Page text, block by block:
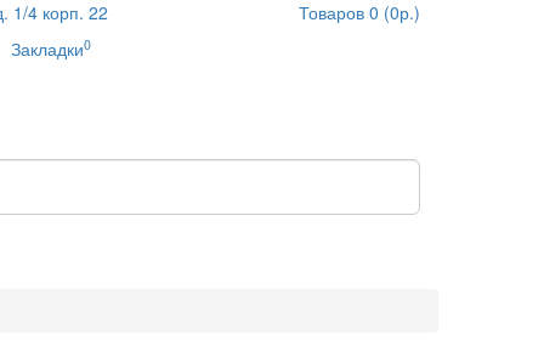
1/4 корп. 22 Товаров 0 (0р.)
Закладки0